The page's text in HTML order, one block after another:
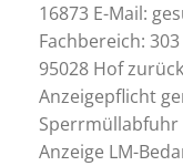
16873 E-Mail:
Fachbereich:
95028 Hof
Anzeigepflicht
Anzeige LM-